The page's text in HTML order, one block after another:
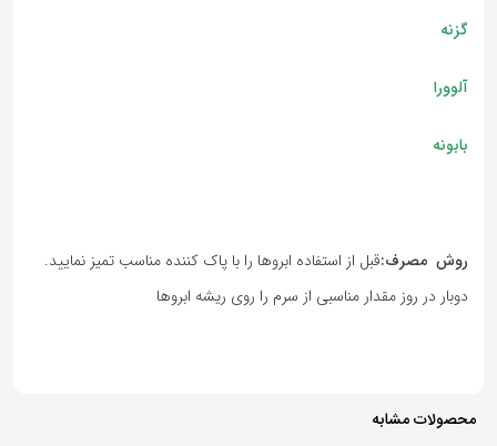
گزنه
آلوورا
بابونه
روش مصرف:قبل از استفاده ابروها را با پاک کننده مناسب تمیز نمایید.
دوبار در روز مقدار مناسبی از سرم را روی ریشه ابروها
محصولات مشابه